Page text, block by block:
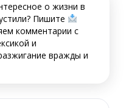
о жизни в
Пишите
комментарии с
и
вражды и